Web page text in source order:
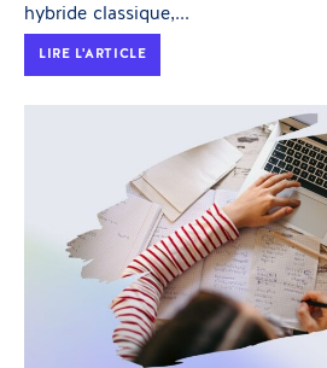
hybride classique,...
LIRE L'ARTICLE